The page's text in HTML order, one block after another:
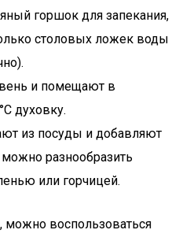
горшок для запекания,
столовых ложек воды
и помещают в
духовку.
из посуды и добавляют
разнообразить
или горчицей.
можно воспользоваться